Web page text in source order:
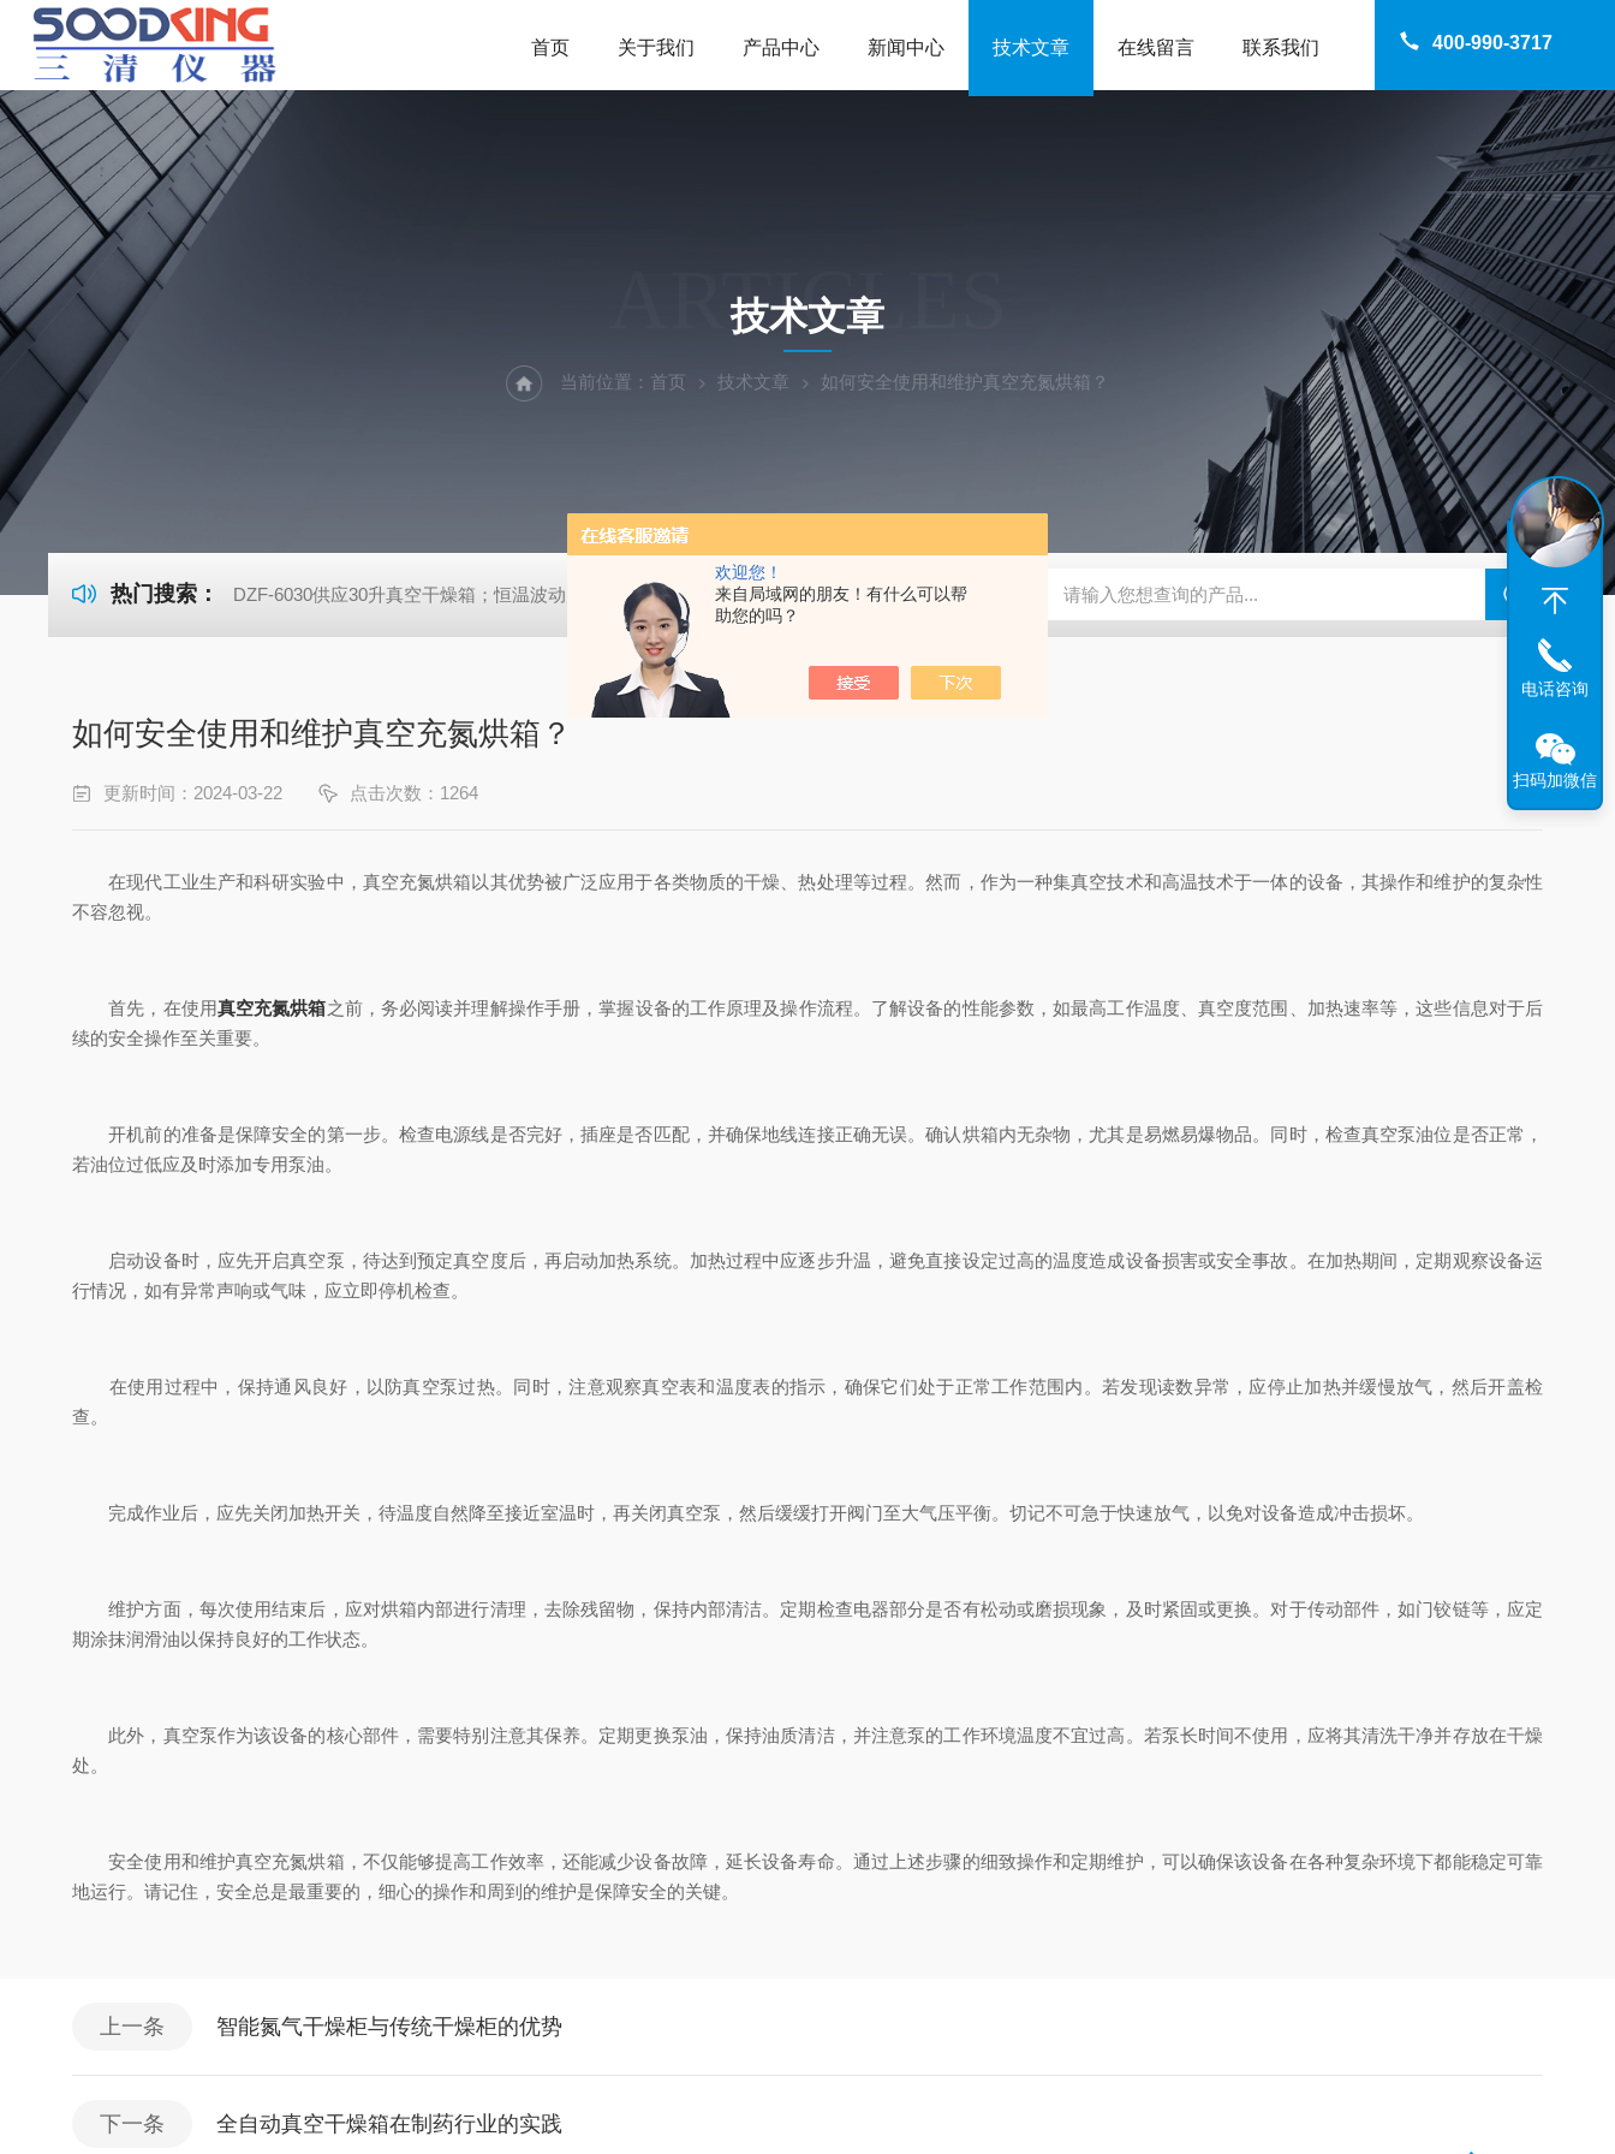
欢迎您！
来自局域网的朋友！有什么可以帮
助您的吗？
400-990-3717
首页 关于我们 产品中心 新闻中心 技术文章 在线留言 联系我们
ARTICLES
技术文章
当前位置： 首页 技术文章 如何安全使用和维护真空充氮烘箱？
热门搜索： DZF-6030供应30升真空干燥箱；恒温波动度:±0.5℃ DHG-9140B（140升）电热恒温鼓风干燥箱，不锈钢干燥箱，烘箱控温范围300℃ DHG-9070B（70
如何安全使用和维护真空充氮烘箱？
更新时间：2024-03-22 点击次数：1264
在现代工业生产和科研实验中，真空充氮烘箱以其优势被广泛应用于各类物质的干燥、热处理等过程。然而，作为一种集真空技术和高温技术于一体的设备，其操作和维护的复杂性
不容忽视。
首先，在使用真空充氮烘箱之前，务必阅读并理解操作手册，掌握设备的工作原理及操作流程。了解设备的性能参数，如最高工作温度、真空度范围、加热速率等，这些信息对于后
续的安全操作至关重要。
开机前的准备是保障安全的第一步。检查电源线是否完好，插座是否匹配，并确保地线连接正确无误。确认烘箱内无杂物，尤其是易燃易爆物品。同时，检查真空泵油位是否正常，
若油位过低应及时添加专用泵油。
启动设备时，应先开启真空泵，待达到预定真空度后，再启动加热系统。加热过程中应逐步升温，避免直接设定过高的温度造成设备损害或安全事故。在加热期间，定期观察设备运
行情况，如有异常声响或气味，应立即停机检查。
在使用过程中，保持通风良好，以防真空泵过热。同时，注意观察真空表和温度表的指示，确保它们处于正常工作范围内。若发现读数异常，应停止加热并缓慢放气，然后开盖检
查。
完成作业后，应先关闭加热开关，待温度自然降至接近室温时，再关闭真空泵，然后缓缓打开阀门至大气压平衡。切记不可急于快速放气，以免对设备造成冲击损坏。
维护方面，每次使用结束后，应对烘箱内部进行清理，去除残留物，保持内部清洁。定期检查电器部分是否有松动或磨损现象，及时紧固或更换。对于传动部件，如门铰链等，应定
期涂抹润滑油以保持良好的工作状态。
此外，真空泵作为该设备的核心部件，需要特别注意其保养。定期更换泵油，保持油质清洁，并注意泵的工作环境温度不宜过高。若泵长时间不使用，应将其清洗干净并存放在干燥
处。
安全使用和维护真空充氮烘箱，不仅能够提高工作效率，还能减少设备故障，延长设备寿命。通过上述步骤的细致操作和定期维护，可以确保该设备在各种复杂环境下都能稳定可靠
地运行。请记住，安全总是最重要的，细心的操作和周到的维护是保障安全的关键。
上一条 智能氮气干燥柜与传统干燥柜的优势
下一条 全自动真空干燥箱在制药行业的实践
电话咨询
扫码加微信